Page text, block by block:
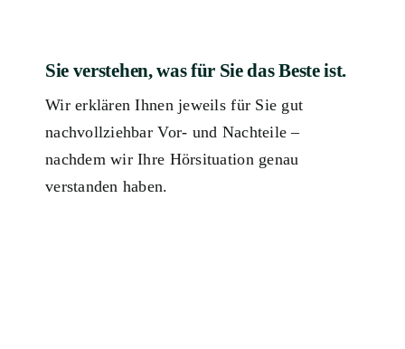
Sie verstehen, was für Sie das Beste ist.
Wir erklären Ihnen jeweils für Sie gut
nachvollziehbar Vor- und Nachteile –
nachdem wir Ihre Hörsituation genau
verstanden haben.